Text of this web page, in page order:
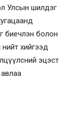
Улсын шилдэг
биечлэн болон
хийгээд
эцэст